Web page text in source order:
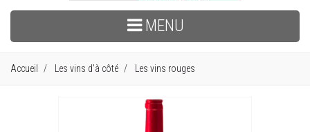
MENU
Accueil Les vins d'à côté Les vins rouges